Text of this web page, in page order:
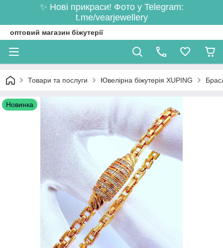
✨ Нові прикраси! Фото у Telegram:
t.me/vearjewellery
оптовий магазин біжутерії
Товари та послуги Ювелірна біжутерія XUPING
Новинка